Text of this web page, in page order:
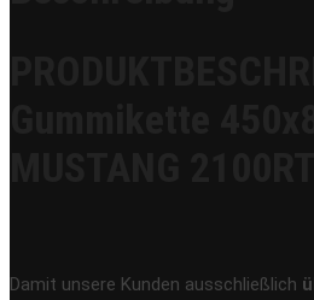
Damit unsere Kunden ausschließlich